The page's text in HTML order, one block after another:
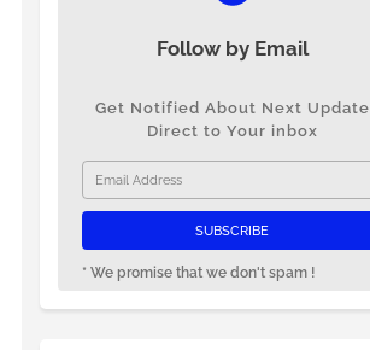
Follow by Email
Get Notified About Next Update
Direct to Your inbox
* We promise that we don't spam !